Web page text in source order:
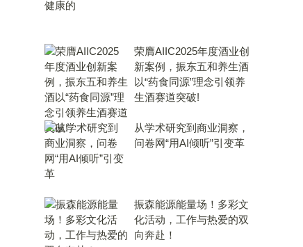
荣膺AIIC2025年度酒业创
新案例，振东五和养生酒
以“药食同源”理念引领养
生酒赛道突破!
从学术研究到商业洞察，
问卷网“用AI倾听”引变革
振森能源能量场！多彩文
化活动，工作与热爱的双
向奔赴！